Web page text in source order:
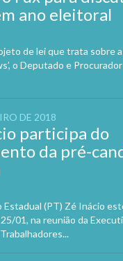
ano eleitoral
de lei que trata sobre
o Deputado e
DE 2018
participa do
da pré-
Estadual (PT) Zé Inácio
01, na reunião da